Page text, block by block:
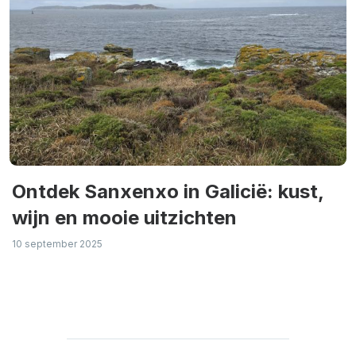
Ontdek Sanxenxo in Galicië: kust,
wijn en mooie uitzichten
10 september 2025